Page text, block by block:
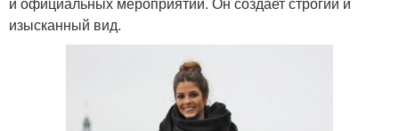
изысканный вид.